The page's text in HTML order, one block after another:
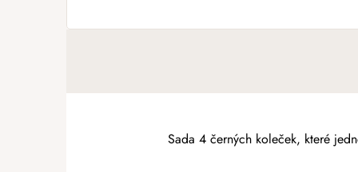
Sada 4 černých koleček, které